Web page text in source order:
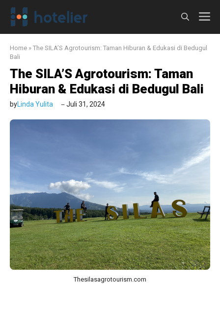
Langsung
Home » The SILA’S Agrotourism: Taman Hiburan & Edukasi di Bedugul
Bali
The SILA’S Agrotourism: Taman
Hiburan & Edukasi di Bedugul Bali
byLinda Yulita Juli 31, 2024
Thesilasagrotourism.com